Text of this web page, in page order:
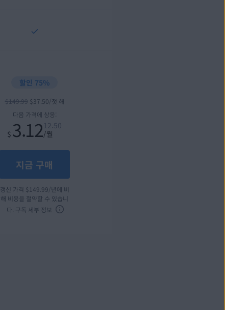
할인 75%
$149.99 $37.50/첫 해
다음 가격에 상응:
$ 3.1212.50
/월
지금 구매
갱신 가격 $ 149.99/년에 비
해 비용을 절약할 수 있습니
다. 구독 세부 정보